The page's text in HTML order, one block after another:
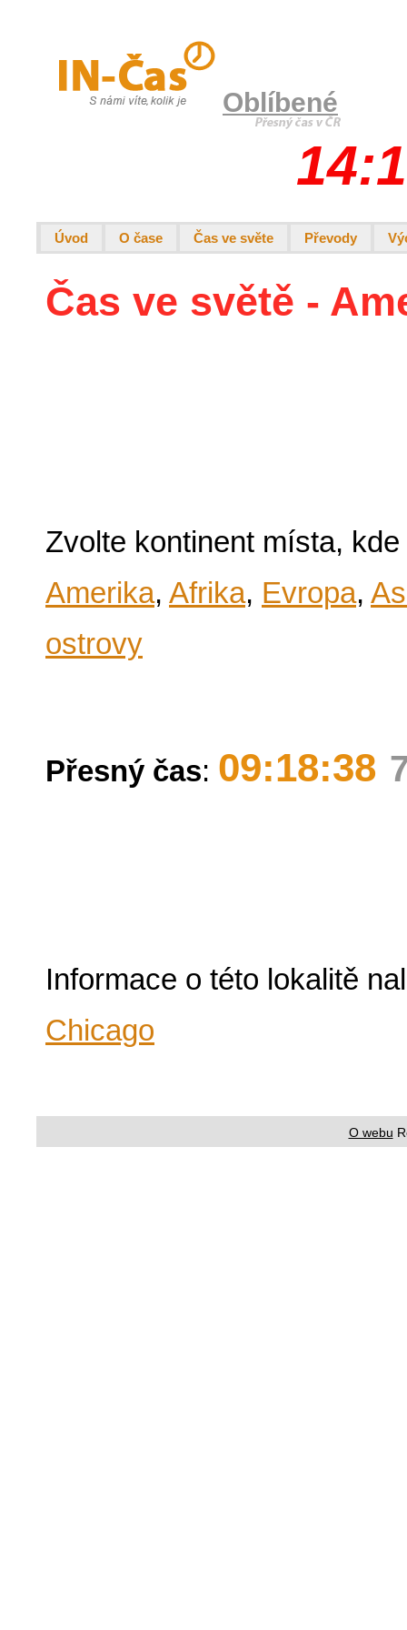
Oblíbené
Úvod O čase Čas ve světe Převody
Čas ve světě -
Zvolte kontinent místa,
Amerika, Afrika, Evropa,
ostrovy
Přesný čas: 09:18:38
Informace o této lokalitě
Chicago
O webu